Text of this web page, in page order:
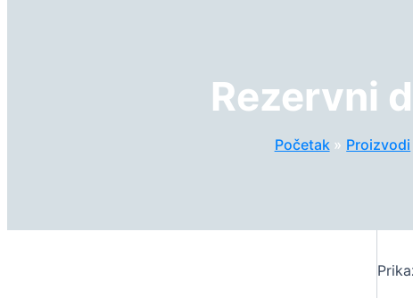
Rezervni
Početak Proizvodi